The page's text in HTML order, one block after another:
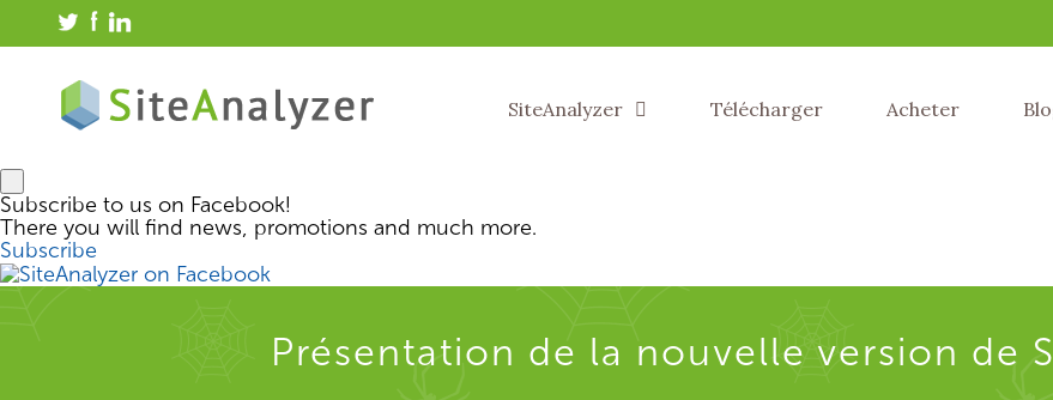
SiteAnalyzer Télécharger Acheter
Subscribe to us on Facebook!
There you will find news, promotions and much more.
Subscribe
Présentation de la nouvelle version de